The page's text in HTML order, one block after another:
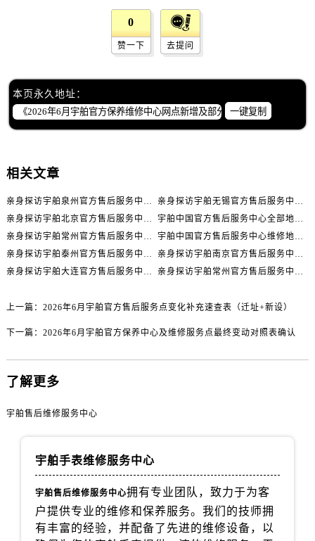
四川省阿坝州市马尔康市团结街宇舶售后服务中心（需提前预约）
四川省巴中市巴州区江北大道宇舶售后服务中心（需提前预约）
四川省成都市锦江区人民东路6号SAC东原中心24层2406B室宇舶售后服务中心（需提前预约）
四川省甘孜州市康定市情歌广场、箭炉街宇舶售后服务中心（需提前预约）
四川省乐山市市中区嘉定中路宇舶售后服务中心（需提前预约）
四川省绵阳市涪城区翠花街宇舶售后服务中心（需提前预约）
0
赞一下 去提问
本页永久地址：
一键复制
相关文章
亲身探访宇舶泉州官方售后服务中心｜最新地址与售后热线（2026年7月最新）
亲身探访宇舶无锡官方售后服务中心｜网点地址与售后热线（2026年7月最新）
亲身探访宇舶北京官方售后服务中心｜全新地址电话（2026年7月最新）
宇舶中国官方售后服务中心全部地址及24小时客服热线实地考察报告+多信源验证（2026年7月最新）
亲身探访宇舶常州官方售后服务中心｜完整地址与联系电话（2026年7月最新）
宇舶中国官方售后服务中心维修地址及电话实地考察报告+多信源验证（2026年7月最新）
亲身探访宇舶泰州官方售后服务中心｜最新热线电话与地址（2026年7月最新）
亲身探访宇舶南京官方售后服务中心｜官方地址及联系电话（2026年7月最新）
亲身探访宇舶大连官方售后服务中心｜全部地址与客服热线（2026年7月最新）
亲身探访宇舶常州官方售后服务中心｜热线与地址（2026年7月最新）
上一篇： 2026年6月宇舶官方售后服务点变化补充速查表（迁址+新设）
下一篇： 2026年6月宇舶官方保养中心及维修服务点最终变动对照表确认
了解更多
宇舶售后维修服务中心
宇舶手表维修服务中心
宇舶售后维修服务中心拥有专业团队，致力于为客
户提供专业的维修和保养服务。我们的技师拥
有丰富的经验，并配备了先进的维修设备，以